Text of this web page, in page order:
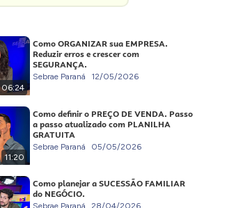
06:24
Como ORGANIZAR sua EMPRESA.
Reduzir erros e crescer com
SEGURANÇA.
Sebrae Paraná 12/05/2026
11:20
Como definir o PREÇO DE VENDA. Passo
a passo atualizado com PLANILHA
GRATUITA
Sebrae Paraná 05/05/2026
Como planejar a SUCESSÃO FAMILIAR
do NEGÓCIO.